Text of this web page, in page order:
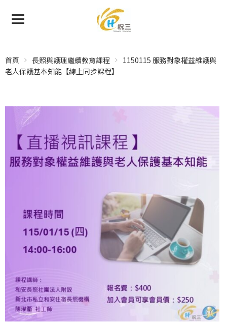
首頁 長照與護理繼續教育課程
1150115 服務對象權益維護與
老人保護基本知能【線上同步課程】